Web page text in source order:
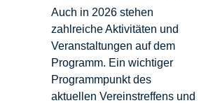
Auch in 2026 stehen
zahlreiche Aktivitäten und
Veranstaltungen auf dem
Programm. Ein wichtiger
Programmpunkt des
aktuellen Vereinstreffens und